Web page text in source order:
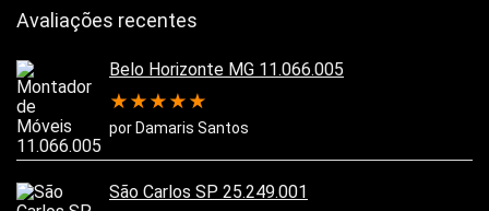
Avaliações recentes
Belo Horizonte MG 11.066.005
★ ★ ★ ★ ★
por Damaris Santos
São Carlos SP 25.249.001